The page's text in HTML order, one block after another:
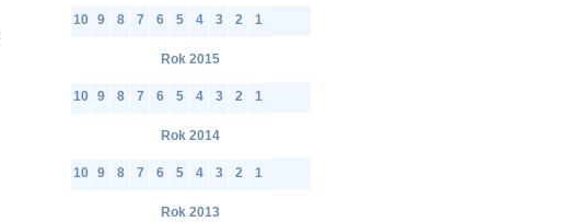
10 9 8 7 6 5 4 3 2 1
Rok 2015
10 9 8 7 6 5 4 3 2 1
Rok 2014
10 9 8 7 6 5 4 3 2 1
Rok 2013